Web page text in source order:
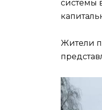
системы
Жители